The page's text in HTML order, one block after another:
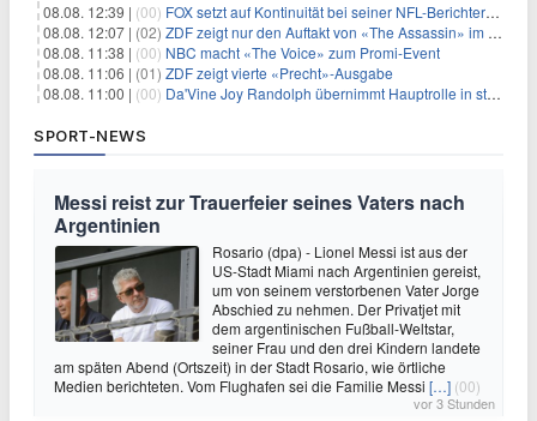
08.08. 12:39 | (00) FOX setzt auf Kontinuität bei seiner NFL-Berichterstattung
08.08. 12:07 | (02) ZDF zeigt nur den Auftakt von «The Assassin» im Fernsehen
08.08. 11:38 | (00) NBC macht «The Voice» zum Promi-Event
08.08. 11:06 | (01) ZDF zeigt vierte «Precht»-Ausgabe
08.08. 11:00 | (00) Da'Vine Joy Randolph übernimmt Hauptrolle in starbesetzter schwarzer Komödie
SPORT-NEWS
Messi reist zur Trauerfeier seines Vaters nach
Argentinien
Rosario (dpa) - Lionel Messi ist aus der
US-Stadt Miami nach Argentinien gereist,
um von seinem verstorbenen Vater Jorge
Abschied zu nehmen. Der Privatjet mit
dem argentinischen Fußball-Weltstar,
seiner Frau und den drei Kindern landete
am späten Abend (Ortszeit) in der Stadt Rosario, wie örtliche
Medien berichteten. Vom Flughafen sei die Familie Messi […] (00)
vor 3 Stunden